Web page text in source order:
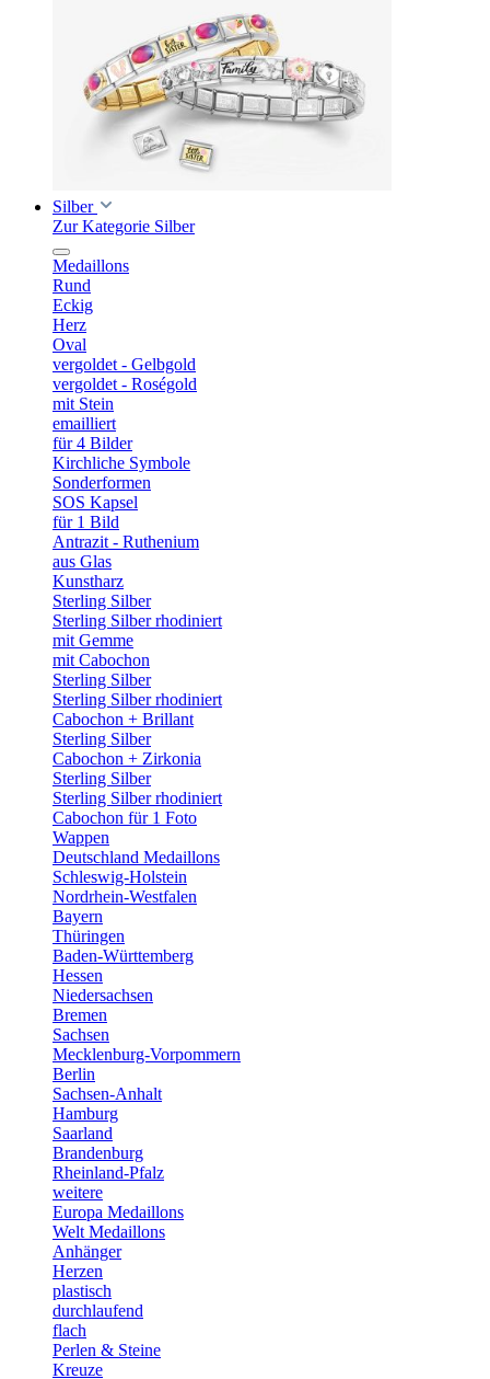
Silber
Zur Kategorie Silber
Medaillons
Rund
Eckig
Herz
Oval
vergoldet - Gelbgold
vergoldet - Roségold
mit Stein
emailliert
für 4 Bilder
Kirchliche Symbole
Sonderformen
SOS Kapsel
für 1 Bild
Antrazit - Ruthenium
aus Glas
Kunstharz
Sterling Silber
Sterling Silber rhodiniert
mit Gemme
mit Cabochon
Sterling Silber
Sterling Silber rhodiniert
Cabochon + Brillant
Sterling Silber
Cabochon + Zirkonia
Sterling Silber
Sterling Silber rhodiniert
Cabochon für 1 Foto
Wappen
Deutschland Medaillons
Schleswig-Holstein
Nordrhein-Westfalen
Bayern
Thüringen
Baden-Württemberg
Hessen
Niedersachsen
Bremen
Sachsen
Mecklenburg-Vorpommern
Berlin
Sachsen-Anhalt
Hamburg
Saarland
Brandenburg
Rheinland-Pfalz
weitere
Europa Medaillons
Welt Medaillons
Anhänger
Herzen
plastisch
durchlaufend
flach
Perlen & Steine
Kreuze